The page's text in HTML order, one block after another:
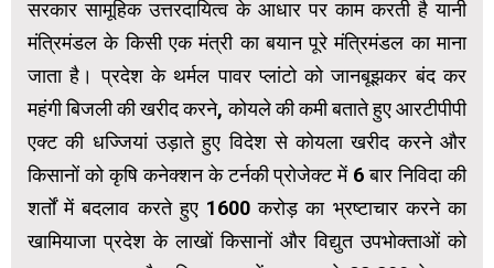
सरकार सामूहिक उत्तरदायित्व के आधार पर काम करती है यानी
मंत्रिमंडल के किसी एक मंत्री का बयान पूरे मंत्रिमंडल का माना
जाता है। प्रदेश के थर्मल पावर प्लांटो को जानबूझकर बंद कर
महंगी बिजली की खरीद करने, कोयले की कमी बताते हुए आरटीपीपी
एक्ट की धज्जियां उड़ाते हुए विदेश से कोयला खरीद करने और
किसानों को कृषि कनेक्शन के टर्नकी प्रोजेक्ट में 6 बार निविदा की
शर्तों में बदलाव करते हुए 1600 करोड़ का भ्रष्टाचार करने का
खामियाजा प्रदेश के लाखों किसानों और विद्युत उपभोक्ताओं को